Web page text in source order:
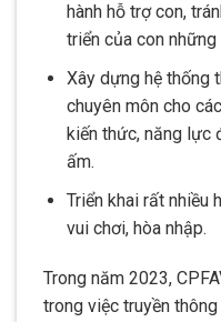
hành hỗ trợ con,
triển của con
Xây dựng hệ thống
chuyên môn cho
kiến thức, năng lực
ấm.
Triển khai rất nhiều
vui chơi, hòa nhập.
Trong năm 2023,
trong việc truyền